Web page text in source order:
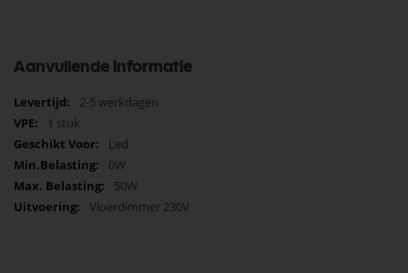
Aanvullende informatie
Meer
informatie
2-5 werkdagen
1 stuk
Led
0W
50W
Vloerdimmer 230V